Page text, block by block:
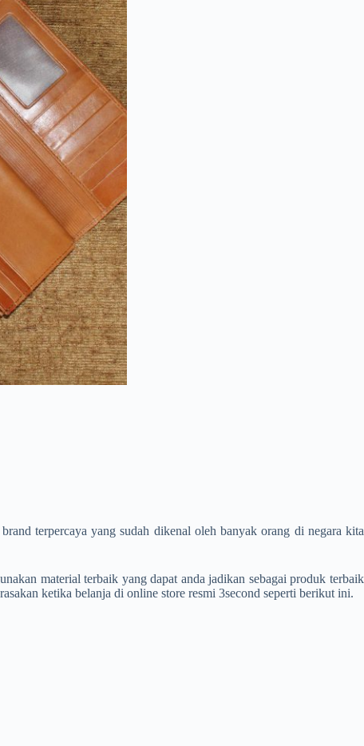
terpercaya yang sudah dikenal oleh banyak orang di negara kita
material terbaik yang dapat anda jadikan sebagai produk terbaik
ketika belanja di online store resmi 3second seperti berikut ini.